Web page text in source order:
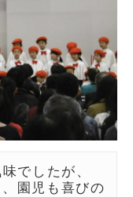
園児も喜びの